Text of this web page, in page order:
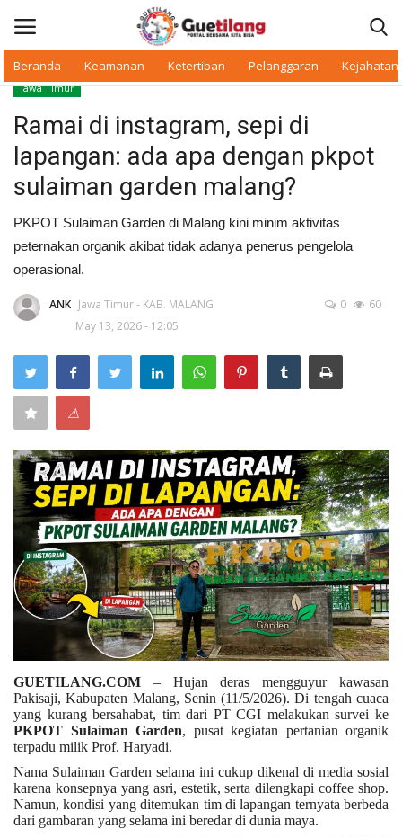
Beranda Keamanan Ketertiban Pelanggaran Kejahatan
Beranda
Makan Bergizi
Warkop Digital
Ketertiban
Keamanan
Kejahatan
Cybers Event
UMKM & Ekonomi Kreatif
Pekerja Migran Indonesia
Ekonomi
Pendidikan
Informasi Journalism
Olahraga
Jawa Timur
Ramai di instagram, sepi di
lapangan: ada apa dengan pkpot
sulaiman garden malang?
PKPOT Sulaiman Garden di Malang kini minim aktivitas
peternakan organik akibat tidak adanya penerus pengelola
operasional.
ANK Jawa Timur - KAB. MALANG
May 13, 2026 - 12:05
0 60
⚠
GUETILANG.COM – Hujan deras mengguyur kawasan
Pakisaji, Kabupaten Malang, Senin (11/5/2026). Di tengah cuaca
yang kurang bersahabat, tim dari PT CGI melakukan survei ke
PKPOT Sulaiman Garden, pusat kegiatan pertanian organik
terpadu milik Prof. Haryadi.
Nama Sulaiman Garden selama ini cukup dikenal di media sosial
karena konsepnya yang asri, estetik, serta dilengkapi coffee shop.
Namun, kondisi yang ditemukan tim di lapangan ternyata berbeda
dari gambaran yang selama ini beredar di dunia maya.